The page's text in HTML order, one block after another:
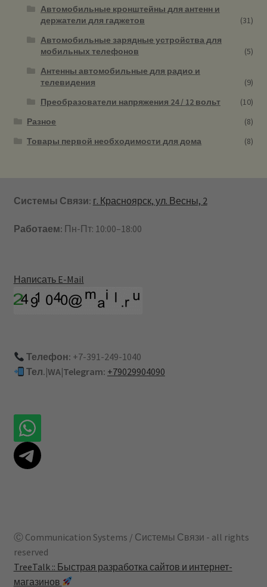
Автомобильные кронштейны для антенн и
держатели для гаджетов
(31)
Автомобильные зарядные устройства для
мобильных телефонов
(5)
Антенны автомобильные для радио и
телевидения
(9)
Преобразователи напряжения 24 / 12 вольт
(10)
Разное
(8)
Товары первой необходимости для дома
(8)
Системы Связи: г. Красноярск, ул. Весны, 2
Работаем: Пн-Пт: 10:00–18:00
Написать E-Mail
Телефон: +7-391-249-1040
Тел.|WA|Telegram: +79029904090
Ⓒ Communication Systems / Системы Связи - all rights
reserved
TreeTalk :: Быстрая разработка сайтов и интернет-
магазинов